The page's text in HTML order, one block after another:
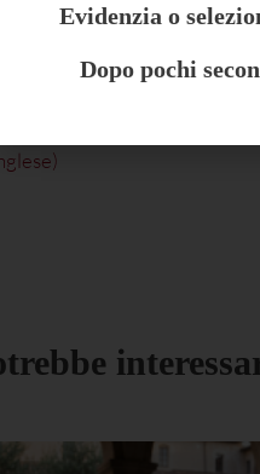
)
Evidenzia o
Dopo pochi